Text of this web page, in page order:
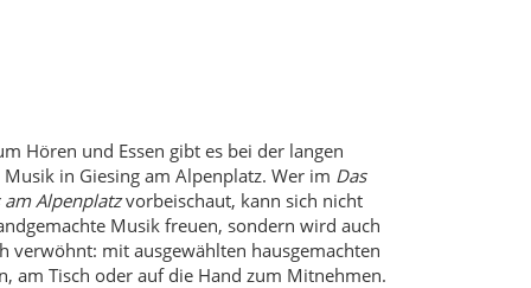
Hören und Essen gibt es bei der langen
in Giesing am Alpenplatz. Wer im Das
am Alpenplatzvorbeischaut, kann sich nicht
Musik freuen, sondern wird auch
verwöhnt: mit ausgewählten hausgemachten
am Tisch oder auf die Hand zum Mitnehmen.